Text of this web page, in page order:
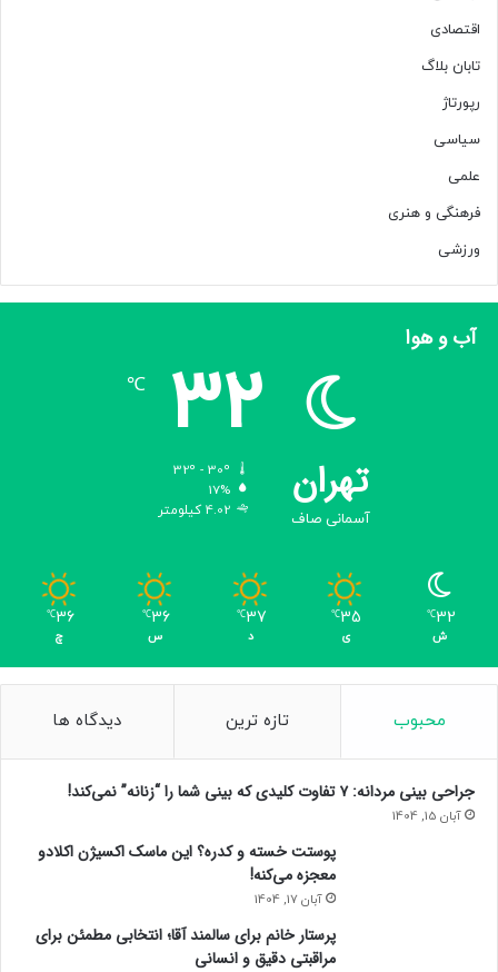
اقتصادی
تابان بلاگ
رپورتاژ
سیاسی
علمی
فرهنگی و هنری
ورزشی
آب و هوا
تهران
آسمانی صاف
32
℃
17%
4.02 کیلومتر
32
℃
ش
35
℃
ی
37
℃
د
36
℃
س
36
℃
چ
محبوب تازه ترین دیدگاه ها
جراحی بینی مردانه: ۷ تفاوت کلیدی که بینی شما را “زنانه” نمی‌کند!
آبان 15, 1404
پوستت خسته و کدره؟ این ماسک اکسیژن اکلادو
معجزه می‌کنه!
آبان 17, 1404
پرستار خانم برای سالمند آقا؛ انتخابی مطمئن برای
مراقبتی دقیق و انسانی